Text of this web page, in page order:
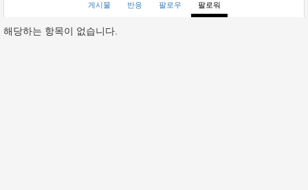
게시물 반응 팔로우 팔로워
해당하는 항목이 없습니다.